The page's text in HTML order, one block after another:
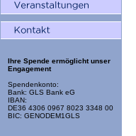
Ihre Spende ermöglicht unser
Engagement
Spendenkonto:
Bank: GLS Bank eG
IBAN:
DE36 4306 0967 8023 3348 00
BIC: GENODEM1GLS